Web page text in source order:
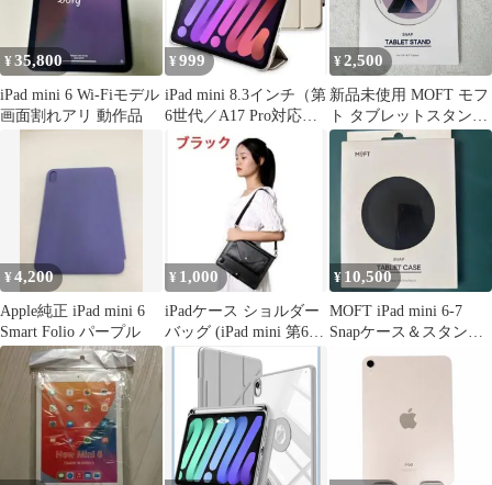
¥35,800
iPad mini 6 Wi-Fiモデル
画面割れアリ 動作品
¥ 999
iPad mini 8.3インチ（第
6世代／A17 Pro対応）
三つ折りケース
¥2,500
新品未使用 MOFT モフ
ト タブレットスタンド
TABLET STAND iPad
mini Pro / 第6世代 タブ
レットスタンド SNAP
ON ピンク MS008M-1-
¥4,200
Apple純正 iPad mini 6
Smart Folio パープル
¥ 1,000
iPadケース ショルダー
バッグ (iPad mini 第6世
¥ 10,500
MOFT iPad mini 6-7
Snapケース＆スタンド
セット